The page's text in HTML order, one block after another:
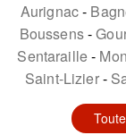
Aurignac
Boussens
Sentaraille
Saint-Lizier